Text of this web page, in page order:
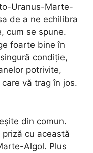
Uranus-Marte-
de a ne echilibra
cum se spune.
foarte bine în
condiție,
potrivite,
vă trag în jos.
din comun.
cu această
Algol. Plus